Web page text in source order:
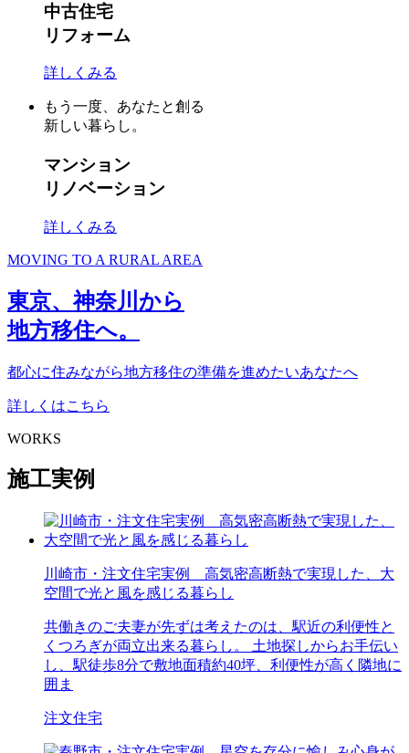
中古住宅
リフォーム
詳しくみる
もう一度、あなたと創る
新しい暮らし。
マンション
リノベーション
詳しくみる
MOVING TO A RURAL AREA
東京、神奈川から
地方移住へ。
都心に住みながら地方移住の準備を進めたいあなたへ
詳しくはこちら
WORKS
施工実例
川崎市・注文住宅実例 高気密高断熱で実現した、大
空間で光と風を感じる暮らし
共働きのご夫妻が先ずは考えたのは、駅近の利便性と
くつろぎが両立出来る暮らし。 土地探しからお手伝い
し、駅徒歩8分で敷地面積約40坪、利便性が高く隣地に
囲ま
注文住宅